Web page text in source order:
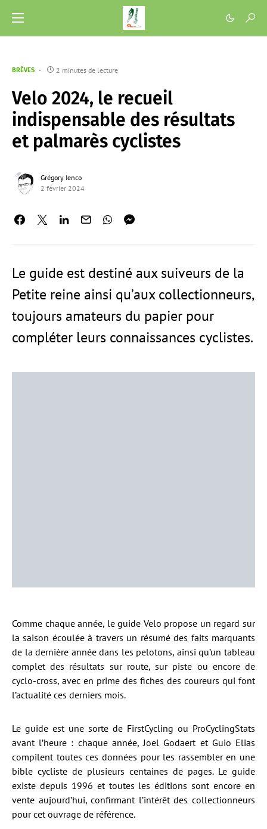
BRÈVES 2 minutes de lecture
Velo 2024, le recueil
indispensable des résultats
et palmarès cyclistes
Grégory Ienco
2 février 2024
Le guide est destiné aux suiveurs de la
Petite reine ainsi qu’aux collectionneurs,
toujours amateurs du papier pour
compléter leurs connaissances cyclistes.
Comme chaque année, le guide Velo propose un regard sur
la saison écoulée à travers un résumé des faits marquants
de la dernière année dans les pelotons, ainsi qu’un tableau
complet des résultats sur route, sur piste ou encore de
cyclo-cross, avec en prime des fiches des coureurs qui font
l’actualité ces derniers mois.
Le guide est une sorte de FirstCycling ou ProCyclingStats
avant l’heure : chaque année, Joel Godaert et Guio Elias
compilent toutes ces données pour les rassembler en une
bible cycliste de plusieurs centaines de pages. Le guide
existe depuis 1996 et toutes les éditions sont encore en
vente aujourd’hui, confirmant l’intérêt des collectionneurs
pour cet ouvrage de référence.